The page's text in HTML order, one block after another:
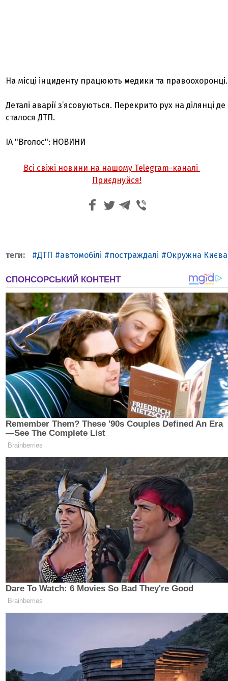
На місці інциденту працюють медики та правоохоронці.
Деталі аварії з’ясовуються. Перекрито рух на ділянці де
сталося ДТП.
ІА "Вголос": НОВИНИ
Всі свіжі новини на нашому Telegram-каналі
Приєднуйся!
ДТП автомобілі постраждалі Окружна Києва